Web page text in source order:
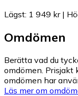
Lägst: 1 949 kr|
Omdömen
Berätta vad du
omdömen. Prisjakt
omdömen har
Läs mer om